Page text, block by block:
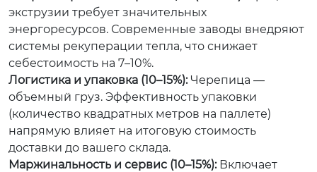
экструзии требует значительных
энергоресурсов. Современные заводы внедряют
системы рекуперации тепла, что снижает
себестоимость на 7–10%.
Логистика и упаковка (10–15%):Черепица —
объемный груз. Эффективность упаковки
(количество квадратных метров на паллете)
напрямую влияет на итоговую стоимость
доставки до вашего склада.
Маржинальность и сервис (10–15%):Включает